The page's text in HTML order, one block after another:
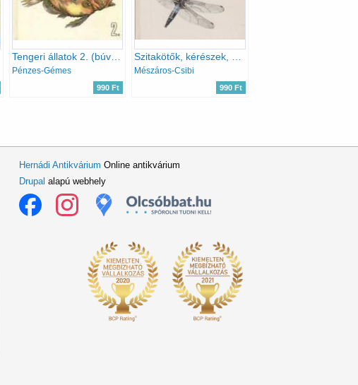
Tengeri állatok 2. (búvár zsebkönyvek)
Pénzes-Gémes
990 Ft
Mészáros-Csibi
990 Ft
Hernádi Antikvárium Online antikvárium
Drupal alapú webhely